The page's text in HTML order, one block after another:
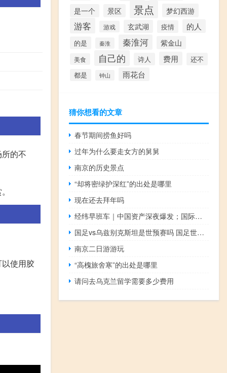
的不
使用胶
是一个 景区 景点 梦幻西游
游客 游戏 玄武湖 疫情 的人
的是 秦淮 秦淮河 紫金山
美食 自己的 诗人 费用 还不
都是 钟山 雨花台
猜你想看的文章
春节期间捞鱼好吗
过年为什么要走女方的舅舅
南京的历史景点
“却将密绿护深红”的出处是哪里
现在还去拜年吗
经纬早班车｜中国资产深夜爆发；国际油价再上攻；加勒比“黄金护照”飙至20万美元 到底什么情况嘞
国足vs乌兹别克斯坦是世预赛吗 国足世预赛赛程时间表
南京二日游游玩
“高槐旅舍寒”的出处是哪里
请问去乌克兰留学需要多少费用